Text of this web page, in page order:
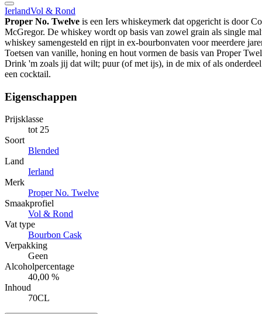
IerlandVol & Rond
Proper No. Twelve is een Iers whiskeymerk dat opgericht is door
McGregor. De whiskey wordt op basis van zowel grain als single
whiskey samengesteld en rijpt in ex-bourbonvaten voor meerdere
Toetsen van vanille, honing en hout vormen de basis van Proper
Drink 'm zoals jij dat wilt; puur (of met ijs), in de mix of als
een cocktail.
Eigenschappen
Prijsklasse
tot 25
Soort
Blended
Land
Ierland
Merk
Proper No. Twelve
Smaakprofiel
Vol & Rond
Vat type
Bourbon Cask
Verpakking
Geen
Alcoholpercentage
40,00 %
Inhoud
70CL